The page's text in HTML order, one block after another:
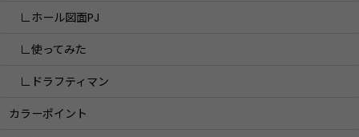
∟ホール図面PJ
∟使ってみた
∟ドラフティマン
カラーポイント